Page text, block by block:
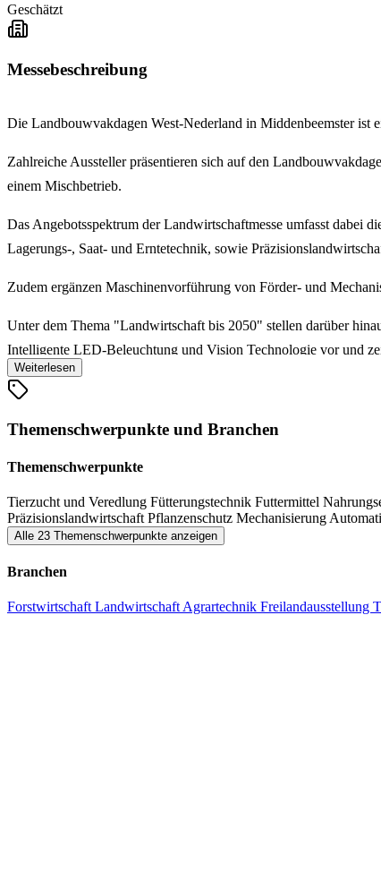
Geschätzt
Messebeschreibung
Die Landbouwvakdagen West-Nederland in Middenbeemster ist
Zahlreiche Aussteller präsentieren sich auf den
einem Mischbetrieb.
Das Angebotsspektrum der Landwirtschaftmesse umfasst dabei
Lagerungs-, Saat- und Erntetechnik, sowie
Zudem ergänzen Maschinenvorführung von Förder- und
Unter dem Thema "Landwirtschaft bis 2050" stellen darüber
Intelligente LED-Beleuchtung und Vision Technologie vor und
Die Landbouwvakdagen West-Nederland in Middenbeemster
Weiterlesen
Themenschwerpunkte und Branchen
Themenschwerpunkte
Tierzucht und Veredlung Fütterungstechnik Futtermittel
Präzisionslandwirtschaft Pflanzenschutz Mechanisierung
Alle 23 Themenschwerpunkte anzeigen
Branchen
Forstwirtschaft Landwirtschaft Agrartechnik Freilandausstellung